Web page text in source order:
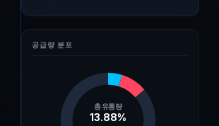
공급량 분포
총 유통량
13.88%